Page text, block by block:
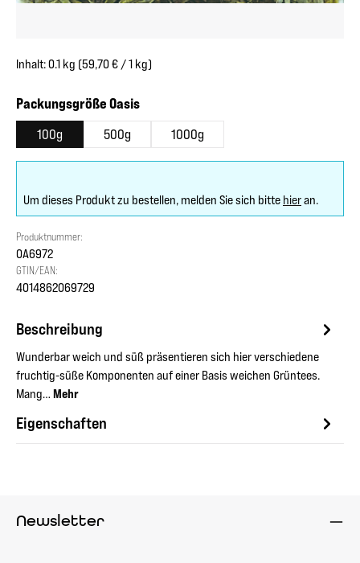
Inhalt:0.1 kg (59,70 € / 1 kg)
Packungsgröße Oasisauswählen
100g 500g 1000g
Um dieses Produkt zu bestellen, melden Sie sich bitte hieran.
Produktnummer:
OA6972
GTIN/EAN:
4014862069729
Beschreibung
Wunderbar weich und süß präsentieren sich hier verschiedene
fruchtig-süße Komponenten auf einer Basis weichen Grüntees.
Mang… Mehr
Eigenschaften
Newsletter